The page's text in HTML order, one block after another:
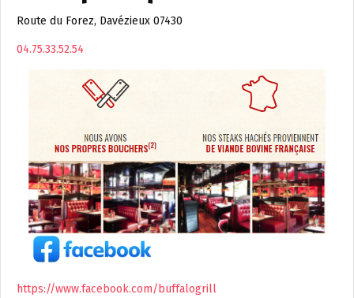
Route du Forez, Davézieux 07430
04.75.33.52.54
https://www.facebook.com/buffalogrill